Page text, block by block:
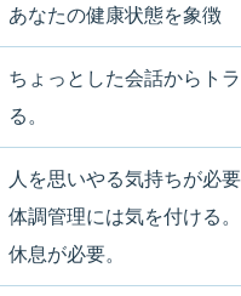
あなたの健康状態を象徴
ちょっとした会話からト
る。
人を思いやる気持ちが必要
体調管理には気を付ける。
休息が必要。